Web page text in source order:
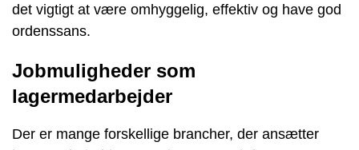
det vigtigt at være omhyggelig, effektiv og have god
ordenssans.
Jobmuligheder som
lagermedarbejder
Der er mange forskellige brancher, der ansætter